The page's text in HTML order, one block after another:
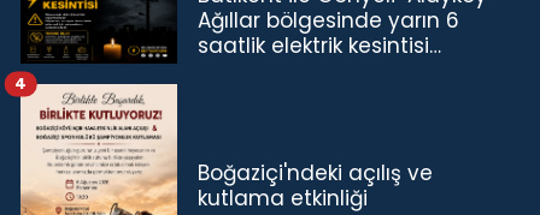
Ağıllar bölgesinde yarın 6
saatlik elektrik kesintisi…
Boğaziçi'ndeki açılış ve
kutlama etkinliği
4